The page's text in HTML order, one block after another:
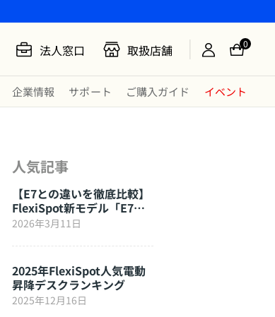
法人窓口 取扱店舗 0
企業情報 サポート ご購入ガイド イベント
人気記事
【E7との違いを徹底比較】
FlexiSpot新モデル「E7
Click」はここが進化した
2026年3月11日
2025年FlexiSpot人気電動
昇降デスクランキング
2025年12月16日